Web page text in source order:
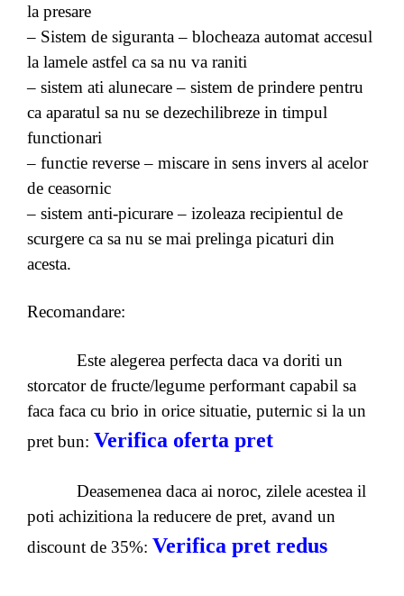
la presare
– Sistem de siguranta – blocheaza automat accesul
la lamele astfel ca sa nu va raniti
– sistem ati alunecare – sistem de prindere pentru
ca aparatul sa nu se dezechilibreze in timpul
functionari
– functie reverse – miscare in sens invers al acelor
de ceasornic
– sistem anti-picurare – izoleaza recipientul de
scurgere ca sa nu se mai prelinga picaturi din
acesta.
Recomandare:
Este alegerea perfecta daca va doriti un
storcator de fructe/legume performant capabil sa
faca faca cu brio in orice situatie, puternic si la un
pret bun: Verifica oferta pret
Deasemenea daca ai noroc, zilele acestea il
poti achizitiona la reducere de pret, avand un
discount de 35%: Verifica pret redus